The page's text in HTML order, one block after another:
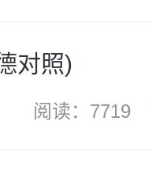
对照)
阅读：7719